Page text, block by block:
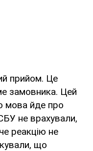
прийом. Це
замовника. Цей
мова йде про
не врахували,
реакцію не
що